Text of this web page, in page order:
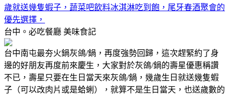
歲就送幾隻蝦子，蔬菜吧飲料冰淇淋吃到飽，尾牙春酒聚會的
優先選擇，
台中。必吃餐廳 美味食記
台中南屯最夯火鍋灰鴿/鍋，再度強勢回歸，這次趕緊約了身
邊的好朋友再度前來慶生，大家對於灰鴿/鍋的壽星優惠稱讚
不已，壽星只要在生日當天來灰鴿/鍋，幾歲生日就送幾隻蝦
子（可以改肉片或是蛤蜊），就算不是生日當天，也送歲數的